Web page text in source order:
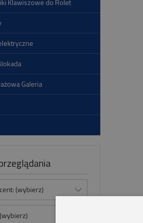
Klawiszowe do Rolet
Galeria
(wybierz)